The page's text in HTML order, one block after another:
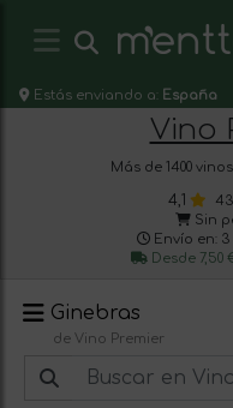
Estás enviando a: España
Vino
Más de 1400
4,1
Sin
Envío en:
Desde 7,50
Ginebras
de Vino Premier